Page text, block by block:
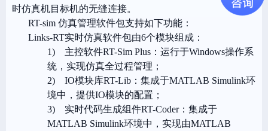
时仿真机目标机的无缝连接。
RT-sim 仿真管理软件包支持如下功能：
Links-RT实时仿真软件包由6个模块组成：
1)
主控软件RT-Sim Plus：运行于Windows操作系
统，实现仿真全过程管理；
2)
IO模块库RT-Lib：集成于MATLAB Simulink环
境中，提供IO模块的配置；
3)
实时代码生成组件RT-Coder：集成于
MATLAB Simulink环境中，实现由MATLAB